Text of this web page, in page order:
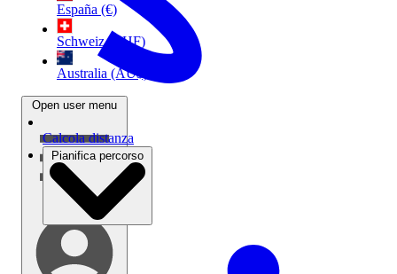
España (€)
Schweiz (CHF)
Australia (AU$)
Open user menu
Calcola distanza
Pianifica percorso